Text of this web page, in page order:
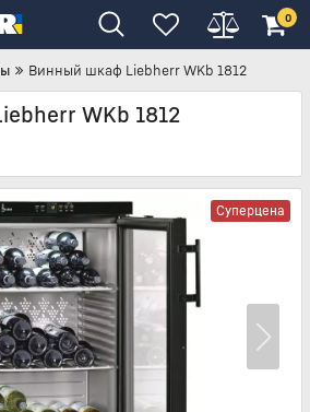
0
Винный шкаф Liebherr WKb 1812
WKb 1812
Суперцена